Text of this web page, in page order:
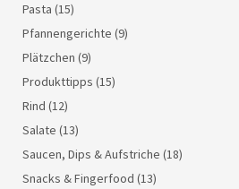
Pasta (15)
Pfannengerichte (9)
Plätzchen (9)
Produkttipps (15)
Rind (12)
Salate (13)
Saucen, Dips & Aufstriche (18)
Snacks & Fingerfood (13)